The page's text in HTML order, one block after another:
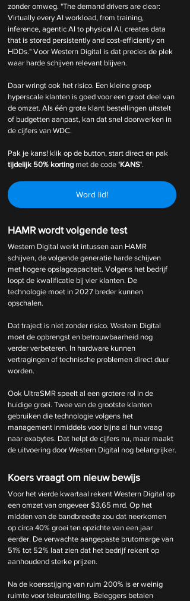
zonder omweg. "The demand drivers are clear:
Virtually every AI workload, from training,
inference, agentic AI to physical AI, creates data
that is stored persistently and cost-efficiently on
HDDs." Voor Western Digital is dat precies de plek
waar harde schijven relevant blijven.
Daar wringt ook het risico. Een kleine groep
hyperscale klanten is goed voor een groot deel van
de omzet. Als één grote klant bestellingen uitstelt
of budgetten aanpast, kan dat snel doorwerken in
de cijfers van WDC.
Pak je kans! klik op de button, start direct en pak
tijdelijk 50% korting met de code 'KANS'.
Word lid!
HAMR wordt volgende test
Western Digital werkt intussen aan HAMR
schijven, de volgende generatie harde schijven
met hogere opslagcapaciteit. Volgens het bedrijf
loopt de kwalificatie bij vier klanten. De
technologie moet in 2027 breder kunnen
opschalen.
Dat traject is niet zonder risico. Western Digital
moet de opbrengst en betrouwbaarheid nog
verder verbeteren. In hardware kunnen
vertragingen of technische problemen direct duur
worden.
Ook UltraSMR speelt al een grotere rol in de
huidige groei. Twee van de grootste klanten
gebruiken die technologie volgens het
management inmiddels voor bijna al hun vraag
naar exabytes. Dat helpt de cijfers nu, maar maakt
de uitvoering door Western Digital nog belangrijker.
Koers vraagt om nieuw bewijs
Voor het vierde kwartaal rekent Western Digital op
een omzet van ongeveer $3,65 mrd. Op het
midden van de bandbreedte zou dat neerkomen
op circa 40% groei ten opzichte van een jaar
eerder. De verwachte aangepaste brutomarge van
51% tot 52% laat zien dat het bedrijf rekent op
aanhoudend sterke prijzen.
Na de koersstijging van ruim 200% is er weinig
ruimte voor teleurstelling. Beleggers betalen